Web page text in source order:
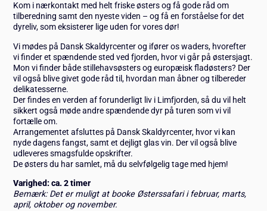
Kom i nærkontakt med helt friske østers og få gode råd om
tilberedning samt den nyeste viden – og få en forståelse for det
dyreliv, som eksisterer lige uden for vores dør!
Vi mødes på Dansk Skaldyrcenter og ifører os waders, hvorefter
vi finder et spændende sted ved fjorden, hvor vi går på østersjagt.
Mon vi finder både stillehavsøsters og europæisk fladøsters? Der
vil også blive givet gode råd til, hvordan man åbner og tilbereder
delikatesserne.
Der findes en verden af forunderligt liv i Limfjorden, så du vil helt
sikkert også møde andre spændende dyr på turen som vi vil
fortælle om.
Arrangementet afsluttes på Dansk Skaldyrcenter, hvor vi kan
nyde dagens fangst, samt et dejligt glas vin. Der vil også blive
udleveres smagsfulde opskrifter.
De østers du har samlet, må du selvfølgelig tage med hjem!
Varighed: ca. 2 timer
Bemærk: Det er muligt at booke Østerssafari i februar, marts,
april, oktober og november.